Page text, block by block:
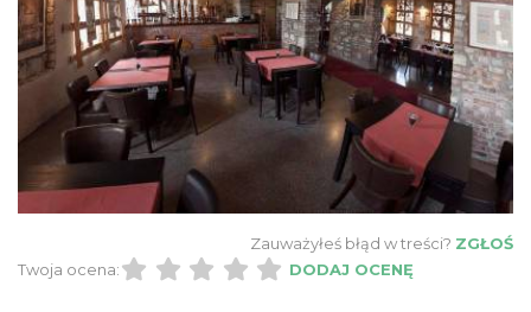
Zauważyłeś błąd w treści? ZGŁOŚ
Twoja ocena:
DODAJ OCENĘ